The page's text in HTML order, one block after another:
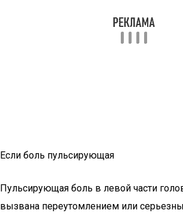
Если боль пульсирующая
Пульсирующая боль в левой части
вызвана переутомлением или